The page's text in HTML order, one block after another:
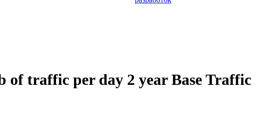
of traffic per day 2 year Base Traffic